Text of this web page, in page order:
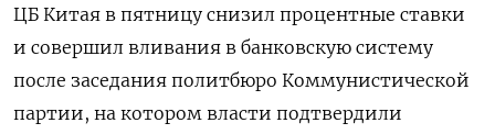
ЦБ Китая в пятницу снизил процентные ставки
и совершил вливания в банковскую систему
после заседания политбюро Коммунистической
партии, на котором власти подтвердили